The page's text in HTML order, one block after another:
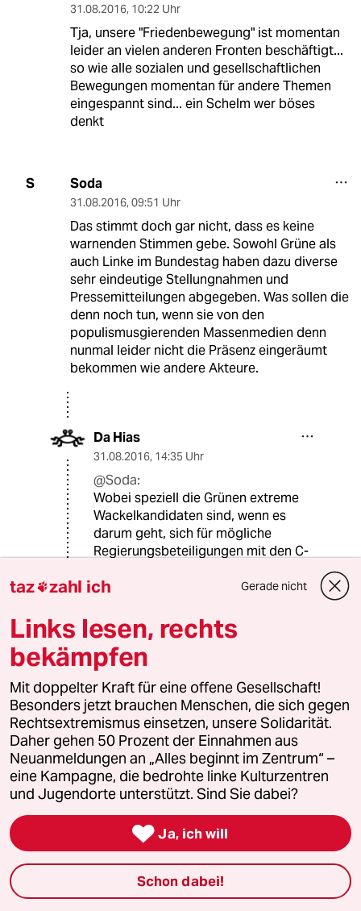
31.08.2016, 10:22 Uhr
Tja, unsere "Friedenbewegung" ist momentan
leider an vielen anderen Fronten beschäftigt...
so wie alle sozialen und gesellschaftlichen
Bewegungen momentan für andere Themen
eingespannt sind... ein Schelm wer böses
denkt
S Soda
31.08.2016, 09:51 Uhr
Das stimmt doch gar nicht, dass es keine
warnenden Stimmen gebe. Sowohl Grüne als
auch Linke im Bundestag haben dazu diverse
sehr eindeutige Stellungnahmen und
Pressemitteilungen abgegeben. Was sollen die
denn noch tun, wenn sie von den
populismusgierenden Massenmedien denn
nunmal leider nicht die Präsenz eingeräumt
bekommen wie andere Akteure.
Da Hias
31.08.2016, 14:35 Uhr
@Soda:
Wobei speziell die Grünen extreme
Wackelkandidaten sind, wenn es
darum geht, sich für mögliche
Regierungsbeteiligungen mit den C-
Kretsche in BaWü als (IMHO)
"Markenkern" der Grünen, so wie
Agenda-Schröder die SPD (auch
IMHO) zum Sterben reifgeschossen
hat. Was die Grünen betrifft, Kelly &
Bastian rotieren in ihren Gräbern.
Lowandorder
31.08.2016,09:06 Uhr
- alles korrekt -
Der NoNoNotstandsNo-Kampf
War eine jahrelange gesellschaftliche
Auseinandersetzung - Profs. wie
Horst Ehmke (später - Willy aufstehn -
Regieren!)
taz zahl ich Gerade nicht
Links lesen, rechts
bekämpfen
Mit doppelter Kraft für eine offene Gesellschaft!
Besonders jetzt brauchen Menschen, die sich gegen
Rechtsextremismus einsetzen, unsere Solidarität.
Daher gehen 50 Prozent der Einnahmen aus
Neuanmeldungen an „Alles beginnt im Zentrum“ –
eine Kampagne, die bedrohte linke Kulturzentren
und Jugendorte unterstützt. Sind Sie dabei?
 Ja, ich will
Schon dabei!